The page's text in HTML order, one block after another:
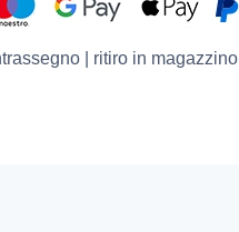
| ritiro in magazzino